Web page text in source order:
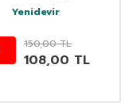
Yenidevir
150,00TL
108,00 TL